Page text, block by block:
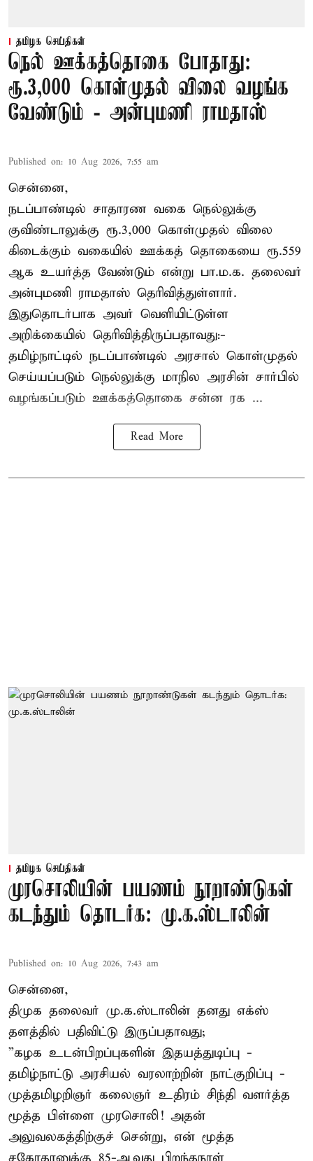
தமிழக செய்திகள்
நெல் ஊக்கத்தொகை போதாது:
ரூ.3,000 கொள்முதல் விலை வழங்க
வேண்டும் - அன்புமணி ராமதாஸ்
Published on: 10 Aug 2026, 7:55 am
சென்னை,
நடப்பாண்டில் சாதாரண வகை நெல்லுக்கு
குவிண்டாலுக்கு ரூ.3,000 கொள்முதல் விலை
கிடைக்கும் வகையில் ஊக்கத் தொகையை ரூ.559
ஆக உயர்த்த வேண்டும் என்று பா.ம.க. தலைவர்
அன்புமணி ராமதாஸ் தெரிவித்துள்ளார்.
இதுதொடர்பாக அவர் வெளியிட்டுள்ள
அறிக்கையில் தெரிவித்திருப்பதாவது:-
தமிழ்நாட்டில் நடப்பாண்டில் அரசால் கொள்முதல்
செய்யப்படும் நெல்லுக்கு மாநில அரசின் சார்பில்
வழங்கப்படும் ஊக்கத்தொகை சன்ன ரக ...
Read More
தமிழக செய்திகள்
முரசொலியின் பயணம் நூறாண்டுகள்
கடந்தும் தொடர்க: மு.க.ஸ்டாலின்
Published on: 10 Aug 2026, 7:43 am
சென்னை,
திமுக தலைவர் மு.க.ஸ்டாலின் தனது எக்ஸ்
தளத்தில் பதிவிட்டு இருப்பதாவது;
”கழக உடன்பிறப்புகளின் இதயத்துடிப்பு -
தமிழ்நாட்டு அரசியல் வரலாற்றின் நாட்குறிப்பு -
முத்தமிழறிஞர் கலைஞர் உதிரம் சிந்தி வளர்த்த
மூத்த பிள்ளை முரசொலி! அதன்
அலுவலகத்திற்குச் சென்று, என் மூத்த
சகோதரனுக்கு 85-ஆவது பிறந்தநாள்